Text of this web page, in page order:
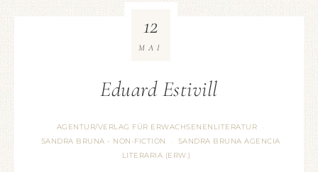
Eduard Estivill
AGENTUR/VERLAG FÜR ERWACHSENENLITERATUR
SANDRA BRUNA - NON-FICTION
SANDRA BRUNA AGENCIA
LITERARIA (ERW.)
12
MAI